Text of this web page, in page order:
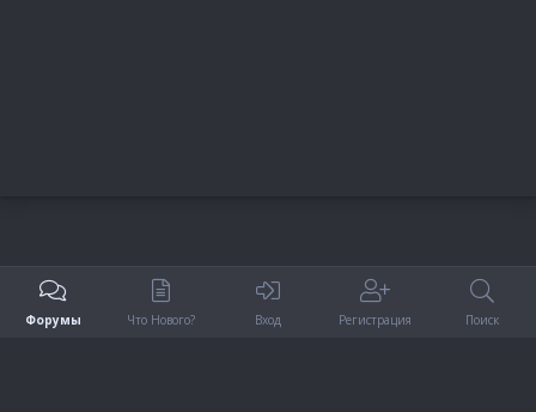
Форумы Что Нового? Вход Регистрация Поиск